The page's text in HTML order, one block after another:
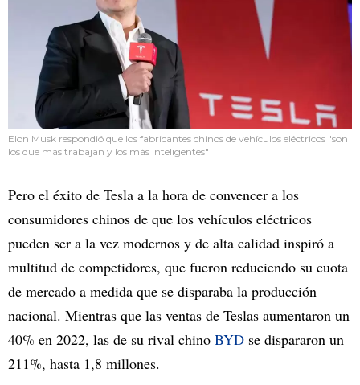
Elon Musk respondió que los fabricantes chinos de vehículos eléctricos "son
los que más trabajan y los más inteligentes"
Pero el éxito de Tesla a la hora de convencer a los
consumidores chinos de que los vehículos eléctricos
pueden ser a la vez modernos y de alta calidad inspiró a
multitud de competidores, que fueron reduciendo su cuota
de mercado a medida que se disparaba la producción
nacional. Mientras que las ventas de Teslas aumentaron un
40% en 2022, las de su rival chino BYD se dispararon un
211%, hasta 1,8 millones.